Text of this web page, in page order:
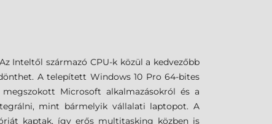
Inteltől származó CPU-k közül a kedvezőbb
A telepített Windows 10 Pro 64-bites
Microsoft alkalmazásokról és a
mint bármelyik vállalati laptopot. A
kaptak, így erős multitasking közben is